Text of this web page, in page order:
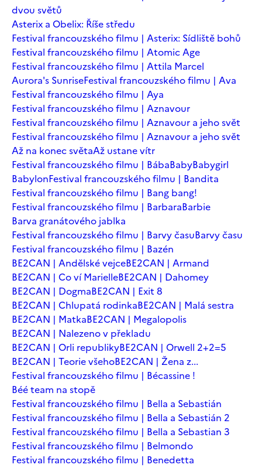
dvou světů
Asterix a Obelix: Říše středu
Festival francouzského filmu | Asterix: Sídliště bohů
Festival francouzského filmu | Atomic Age
Festival francouzského filmu | Attila Marcel
Aurora's SunriseFestival francouzského filmu | Ava
Festival francouzského filmu | Aya
Festival francouzského filmu | Aznavour
Festival francouzského filmu | Aznavour a jeho svět
Festival francouzského filmu | Aznavour a jeho svět
Až na konec světaAž ustane vítr
Festival francouzského filmu | BábaBabyBabygirl
BabylonFestival francouzského filmu | Bandita
Festival francouzského filmu | Bang bang!
Festival francouzského filmu | BarbaraBarbie
Barva granátového jablka
Festival francouzského filmu | Barvy časuBarvy času
Festival francouzského filmu | Bazén
BE2CAN | Andělské vejceBE2CAN | Armand
BE2CAN | Co ví MarielleBE2CAN | Dahomey
BE2CAN | DogmaBE2CAN | Exit 8
BE2CAN | Chlupatá rodinkaBE2CAN | Malá sestra
BE2CAN | MatkaBE2CAN | Megalopolis
BE2CAN | Nalezeno v překladu
BE2CAN | Orli republikyBE2CAN | Orwell 2+2=5
BE2CAN | Teorie všehoBE2CAN | Žena z...
Festival francouzského filmu | Bécassine !
Béé team na stopě
Festival francouzského filmu | Bella a Sebastián
Festival francouzského filmu | Bella a Sebastián 2
Festival francouzského filmu | Bella a Sebastian 3
Festival francouzského filmu | Belmondo
Festival francouzského filmu | Benedetta